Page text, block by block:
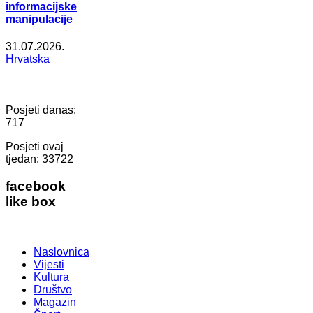
informacijske
manipulacije
31.07.2026.
Hrvatska
Posjeti danas:
717
Posjeti ovaj
tjedan: 33722
facebook
like box
Naslovnica
Vijesti
Kultura
Društvo
Magazin